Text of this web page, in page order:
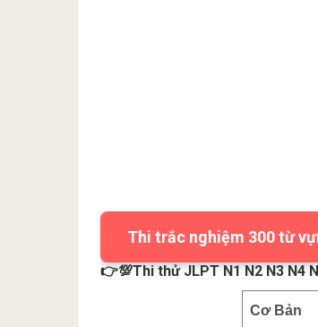
Thi trắc nghiệm 300 từ
👉💯Thi thử JLPT N1 N2 N3 N4
Cơ Bản